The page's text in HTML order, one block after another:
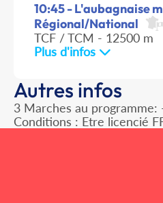
10:45 - L'aubagnaise
Régional/National
TCF / TCM - 12500 m
Plus d'infos
Autres infos
3 Marches au
Conditions : Etre licencié